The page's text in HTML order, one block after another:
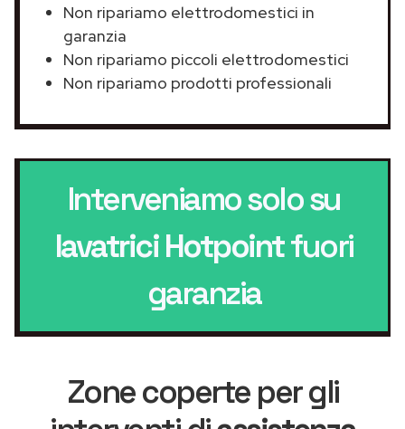
Non ripariamo elettrodomestici in
garanzia
Non ripariamo piccoli elettrodomestici
Non ripariamo prodotti professionali
Interveniamo solo su
lavatrici Hotpointfuori
garanzia
Zone coperte per gli